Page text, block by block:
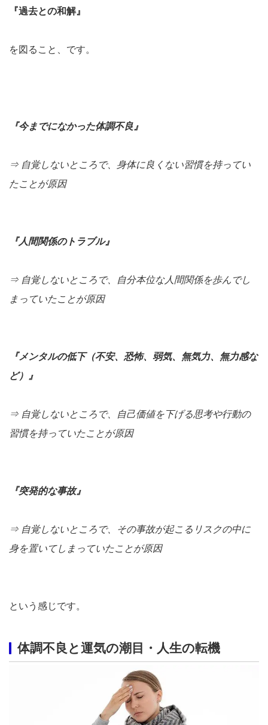
『過去との和解』
を図ること、です。
『今までになかった体調不良』
⇒ 自覚しないところで、身体に良くない習慣を持ってい
たことが原因
『人間関係のトラブル』
⇒ 自覚しないところで、自分本位な人間関係を歩んでし
まっていたことが原因
『メンタルの低下（不安、恐怖、弱気、無気力、無力感な
ど）』
⇒ 自覚しないところで、自己価値を下げる思考や行動の
習慣を持っていたことが原因
『突発的な事故』
⇒ 自覚しないところで、その事故が起こるリスクの中に
身を置いてしまっていたことが原因
という感じです。
体調不良と運気の潮目・人生の転機